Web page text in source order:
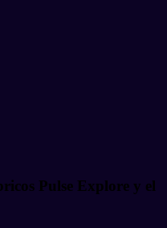
Pulse Explore y el